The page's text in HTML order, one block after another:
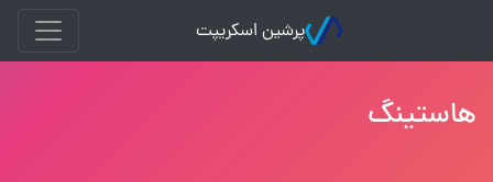
پرشین اسکریپت
هاستينگ